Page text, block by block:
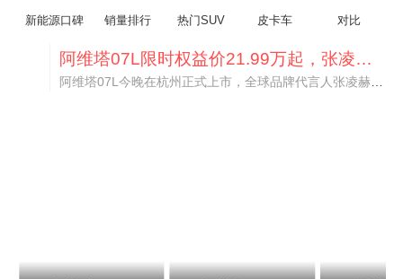
新能源口碑 销量排行 热门SUV 皮卡车 对比
阿维塔07L限时权益价21.99万起，张凌赫成首位车主
阿维塔07L今晚在杭州正式上市，全球品牌代言人张凌赫现场提车，成为这台车的第一位主人。三个版本：Elite纯电版22.99万，Max+后驱纯电版24.99万，Ultra三电机四驱版27.99万。